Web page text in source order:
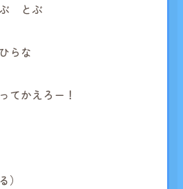
ぶ とぶ
らな
てかえろー！
）